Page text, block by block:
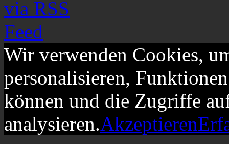
Wir verwenden Cookies,
personalisieren,
können und die Zugriffe
analysieren.Akzeptieren